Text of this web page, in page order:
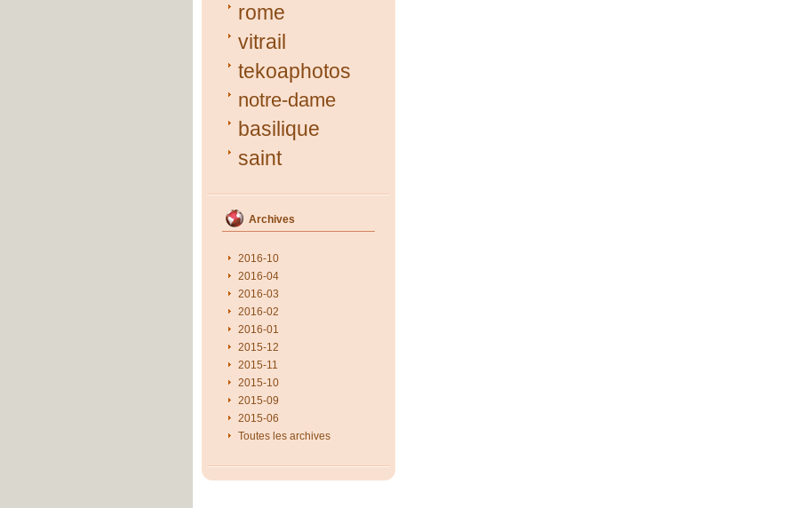
rome
vitrail
tekoaphotos
notre-dame
basilique
saint
Archives
2016-10
2016-04
2016-03
2016-02
2016-01
2015-12
2015-11
2015-10
2015-09
2015-06
Toutes les archives